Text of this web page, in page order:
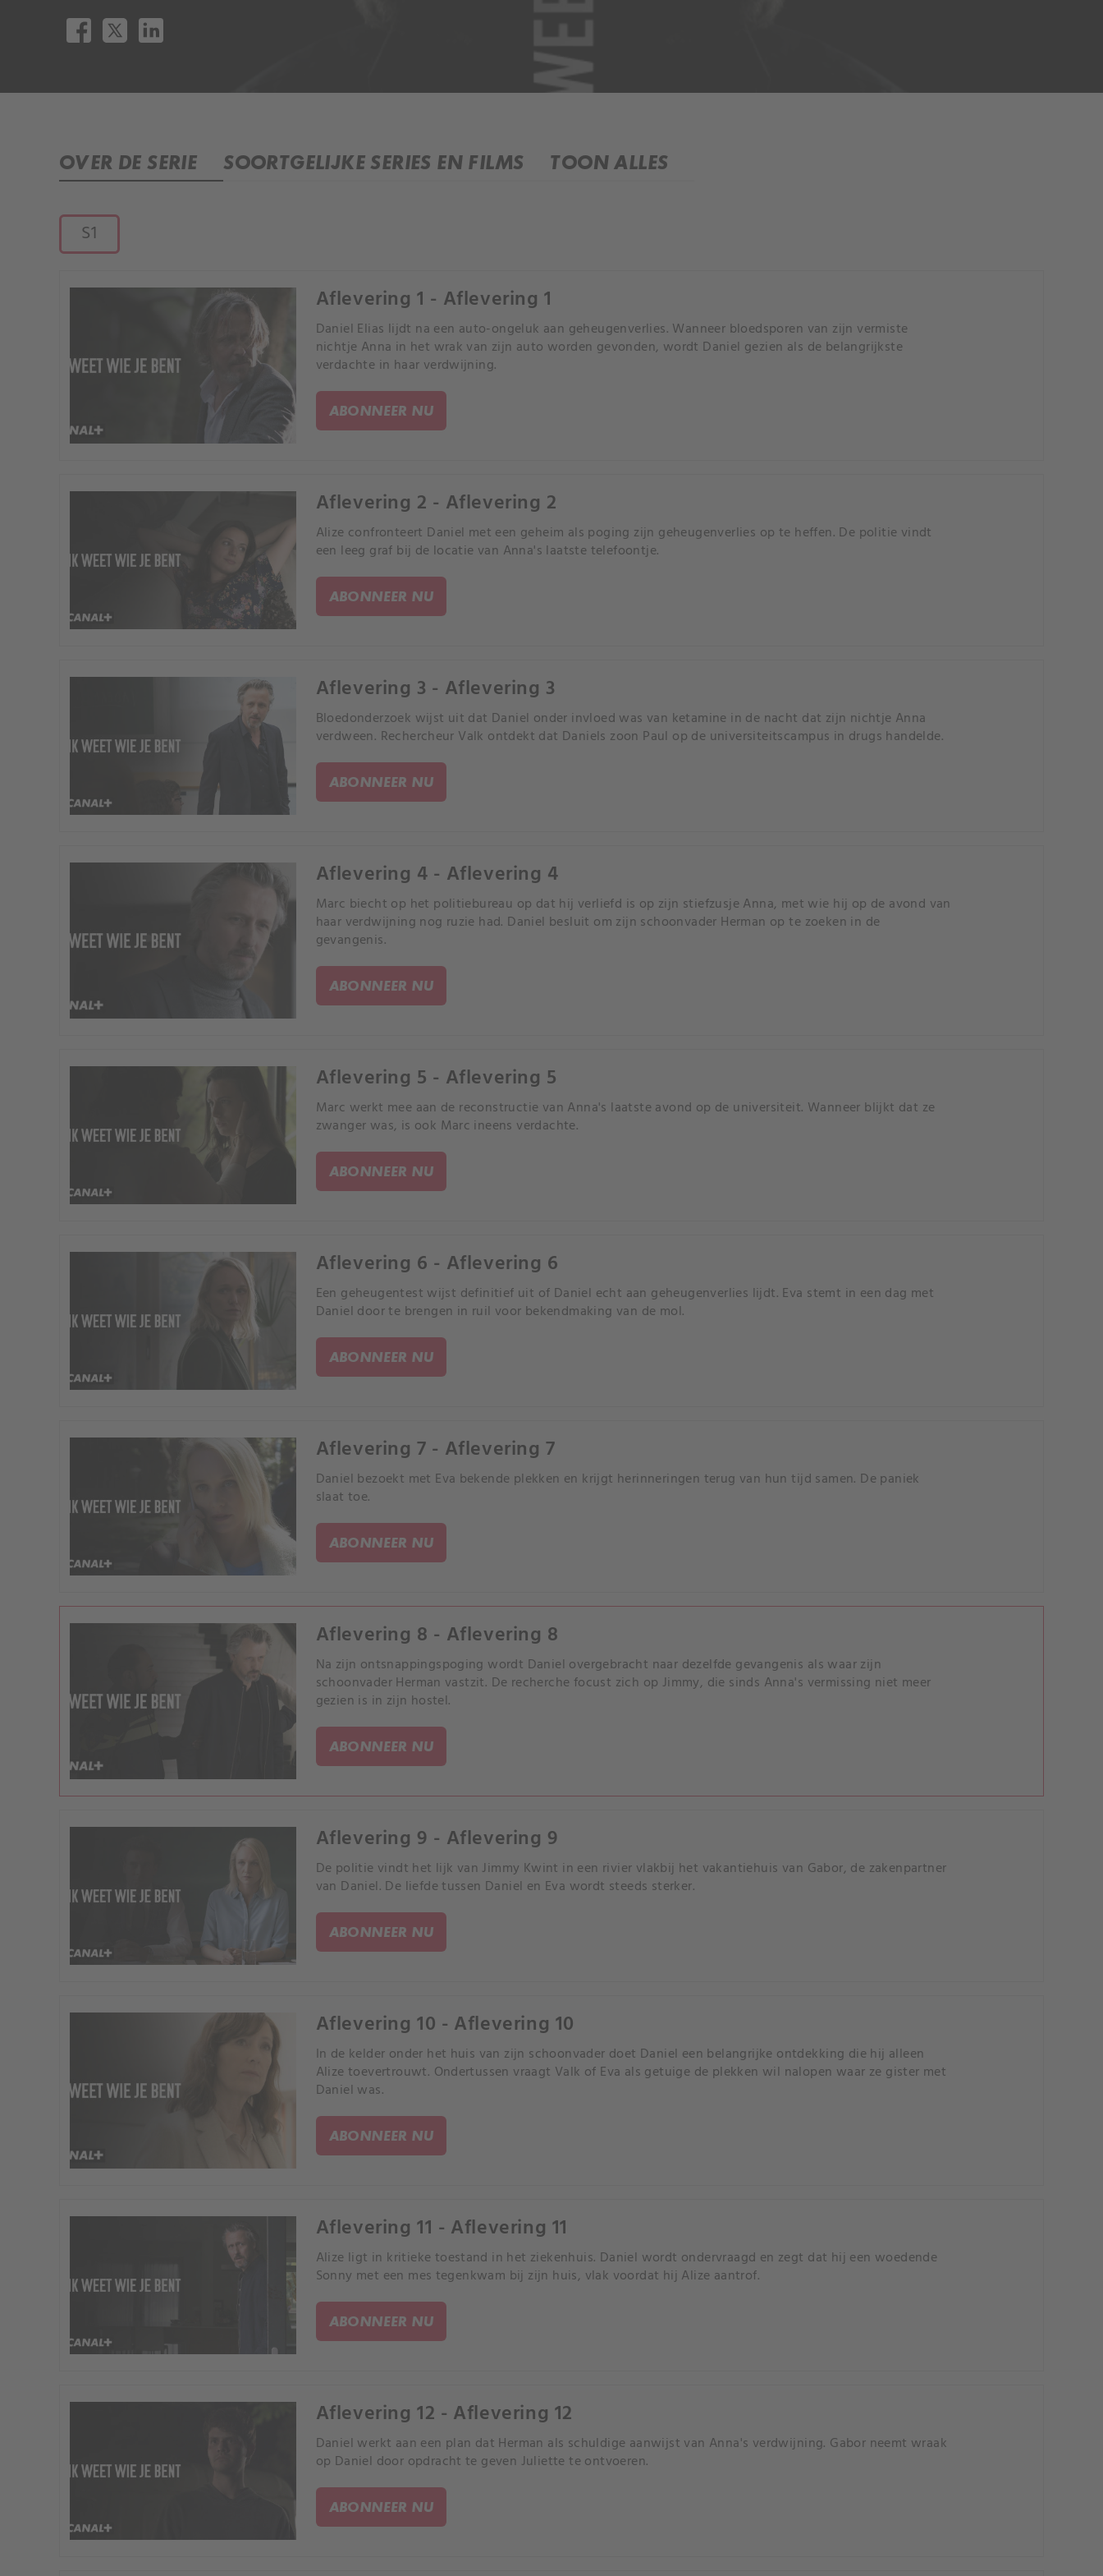
OVER DE SERIE SOORTGELIJKE SERIES EN FILMS TOON ALLES
S1
Aflevering 1 - Aflevering 1
Daniel Elias lijdt na een auto-ongeluk aan geheugenverlies. Wanneer bloedsporen van zijn vermiste
nichtje Anna in het wrak van zijn auto worden gevonden, wordt Daniel gezien als de belangrijkste
verdachte in haar verdwijning.
ABONNEER NU
Aflevering 2 - Aflevering 2
Alize confronteert Daniel met een geheim als poging zijn geheugenverlies op te heffen. De politie vindt
een leeg graf bij de locatie van Anna's laatste telefoontje.
ABONNEER NU
Aflevering 3 - Aflevering 3
Bloedonderzoek wijst uit dat Daniel onder invloed was van ketamine in de nacht dat zijn nichtje Anna
verdween. Rechercheur Valk ontdekt dat Daniels zoon Paul op de universiteitscampus in drugs handelde.
ABONNEER NU
Aflevering 4 - Aflevering 4
Marc biecht op het politiebureau op dat hij verliefd is op zijn stiefzusje Anna, met wie hij op de avond van
haar verdwijning nog ruzie had. Daniel besluit om zijn schoonvader Herman op te zoeken in de
gevangenis.
ABONNEER NU
Aflevering 5 - Aflevering 5
Marc werkt mee aan de reconstructie van Anna's laatste avond op de universiteit. Wanneer blijkt dat ze
zwanger was, is ook Marc ineens verdachte.
ABONNEER NU
Aflevering 6 - Aflevering 6
Een geheugentest wijst definitief uit of Daniel echt aan geheugenverlies lijdt. Eva stemt in een dag met
Daniel door te brengen in ruil voor bekendmaking van de mol.
ABONNEER NU
Aflevering 7 - Aflevering 7
Daniel bezoekt met Eva bekende plekken en krijgt herinneringen terug van hun tijd samen. De paniek
slaat toe.
ABONNEER NU
Aflevering 8 - Aflevering 8
Na zijn ontsnappingspoging wordt Daniel overgebracht naar dezelfde gevangenis als waar zijn
schoonvader Herman vastzit. De recherche focust zich op Jimmy, die sinds Anna's vermissing niet meer
gezien is in zijn hostel.
ABONNEER NU
Aflevering 9 - Aflevering 9
De politie vindt het lijk van Jimmy Kwint in een rivier vlakbij het vakantiehuis van Gabor, de zakenpartner
van Daniel. De liefde tussen Daniel en Eva wordt steeds sterker.
ABONNEER NU
Aflevering 10 - Aflevering 10
In de kelder onder het huis van zijn schoonvader doet Daniel een belangrijke ontdekking die hij alleen
Alize toevertrouwt. Ondertussen vraagt Valk of Eva als getuige de plekken wil nalopen waar ze gister met
Daniel was.
ABONNEER NU
Aflevering 11 - Aflevering 11
Alize ligt in kritieke toestand in het ziekenhuis. Daniel wordt ondervraagd en zegt dat hij een woedende
Sonny met een mes tegenkwam bij zijn huis, vlak voordat hij Alize aantrof.
ABONNEER NU
Aflevering 12 - Aflevering 12
Daniel werkt aan een plan dat Herman als schuldige aanwijst van Anna's verdwijning. Gabor neemt wraak
op Daniel door opdracht te geven Juliette te ontvoeren.
ABONNEER NU